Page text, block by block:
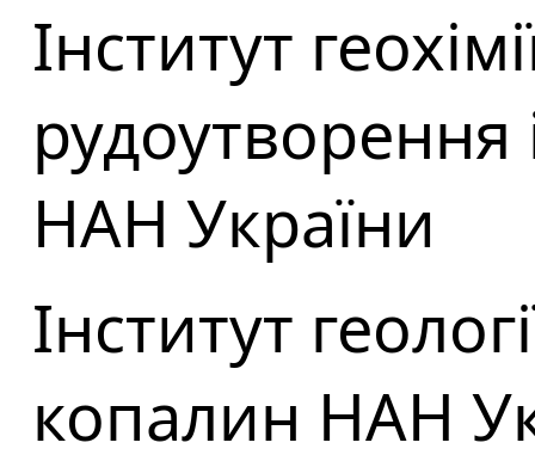
Інститут
НАН України
Інститут
копалин НАН